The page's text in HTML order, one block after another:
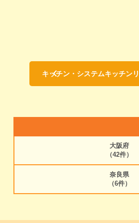
キッチン・システムキッチン
大阪府
（42件）
奈良県
（6件）